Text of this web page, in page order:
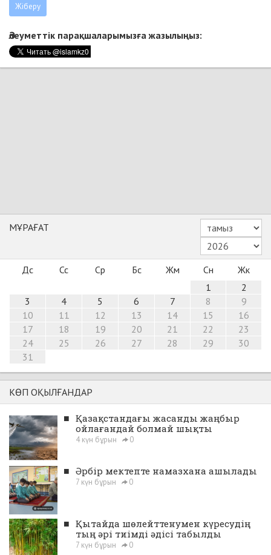
Әлеуметтік парақшаларымызға жазылыңыз:
МҰРАҒАТ
Дс Сс Ср Бс Жм Сн
Жк
1
2
3
4 5 6 7 8
9
10
11 12 13 14 15
16
17
18 19 20 21 22
23
24
25 26 27 28 29
30
31
КӨП ОҚЫЛҒАНДАР
■ Қазақстандағы жасанды жаңбыр
ойлағандай болмай шықты
4 күн бұрын 0
■ Әрбір мектепте намазхана ашылады
7 күн бұрын 0
■ Қытайда шөлейттенумен күресудің
тың әрі тиімді әдісі табылды
7 күн бұрын 0